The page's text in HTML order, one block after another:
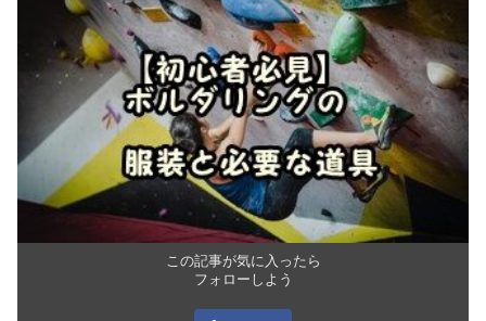
この記事が気に入ったら
フォローしよう